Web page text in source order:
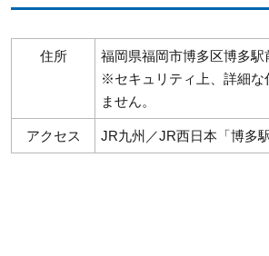
住所
福岡県福岡市博多区博多駅
※セキュリティ上、詳細な
ません。
アクセス JR九州／JR西日本「博多